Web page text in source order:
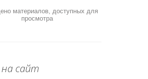
материалов, доступных для
просмотра
на сайт